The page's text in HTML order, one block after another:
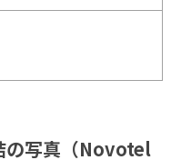
の写真（Novotel